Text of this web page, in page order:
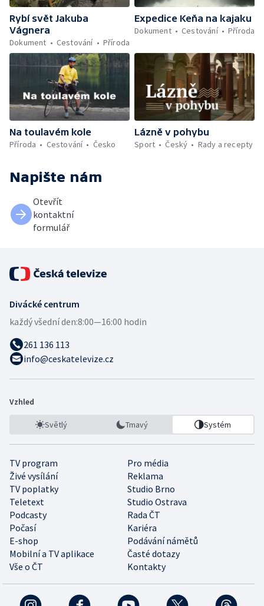
Rybí svět Jakuba
Vágnera
Dokument
Cestování Příroda
Expedice Keňa na kajaku
Dokument
Cestování Příroda
Na toulavém kole
Příroda
Cestování Česko
Lázně v pohybu
Sport
Český Rady a recepty
Napište nám
Otevřít
kontaktní
formulář
Divácké centrum
každý všední den:8:00—16:00 hodin
261 136 113
info@ceskatelevize.cz
Vzhled
Světlý Tmavý Systém
TV program
Pro média
Živé vysílání
Reklama
TV poplatky
Studio Brno
Teletext
Studio Ostrava
Podcasty
Rada ČT
Počasí
Kariéra
E-shop
Podávání námětů
Mobilní a TV aplikace
Časté dotazy
Vše o ČT
Kontakty